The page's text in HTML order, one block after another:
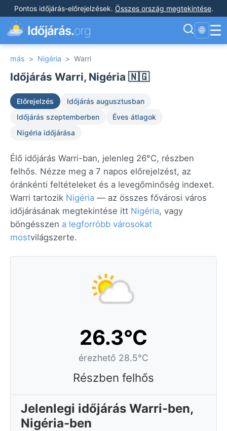
Pontos időjárás-előrejelzések. Összes ország megtekintése.
Időjárás.org 🌐 ☰
más > Nigéria > Warri
Időjárás Warri, Nigéria 🇳🇬
Előrejelzés
Időjárás augusztusban
Időjárás szeptemberben
Éves átlagok
Nigéria időjárása
Élő időjárás Warri-ban, jelenleg 26°C, részben
felhős. Nézze meg a 7 napos előrejelzést, az
óránkénti feltételeket és a levegőminőség indexet.
Warri tartozik Nigéria — az összes fővárosi város
időjárásának megtekintése itt Nigéria, vagy
böngésszen a legforróbb városokat
mostvilágszerte.
26.3°C
érezhető 28.5°C
Részben felhős
Jelenlegi időjárás Warri-ben,
Nigéria-ben